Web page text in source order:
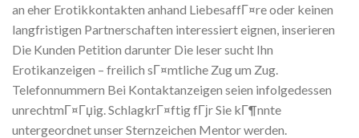
an eher Erotikkontakten anhand LiebesaffГ¤re oder keinen
langfristigen Partnerschaften interessiert eignen, inserieren
Die Kunden Petition darunter Die leser sucht Ihn
Erotikanzeigen – freilich sГ¤mtliche Zug um Zug.
Telefonnummern Bei Kontaktanzeigen seien infolgedessen
unrechtmГ¤Гџig. SchlagkrГ¤ftig fГјr Sie kГ¶nnte
untergeordnet unser Sternzeichen Mentor werden.